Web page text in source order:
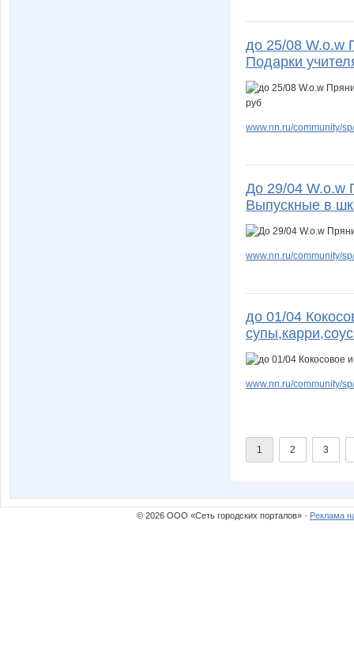
до 25/08 W.о.w
Подарки
www.nn.ru/community/
До 29/04 W.о.w
Выпускные в
www.nn.ru/community/
до 01/04
www.nn.ru/community/
1 2 3
© 2026 ООО «Сеть городских порталов» · Реклама